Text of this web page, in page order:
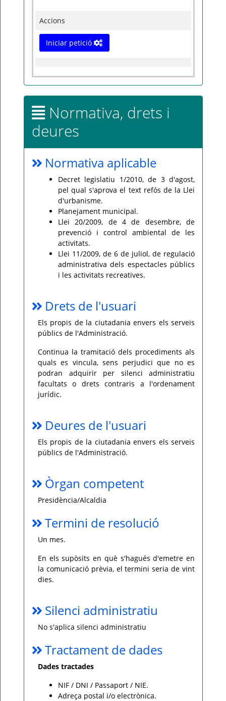
Accions
Iniciar petició
Normativa, drets i
deures
Normativa aplicable
Decret legislatiu 1/2010, de 3 d'agost,
pel qual s'aprova el text refós de la Llei
d'urbanisme.
Planejament municipal.
Llei 20/2009, de 4 de desembre, de
prevenció i control ambiental de les
activitats.
Llei 11/2009, de 6 de juliol, de regulació
administrativa dels espectacles públics
i les activitats recreatives.
Drets de l'usuari
Els propis de la ciutadania envers els serveis
públics de l'Administració.
Continua la tramitació dels procediments als
quals es vincula, sens perjudici que no es
podran adquirir per silenci administratiu
facultats o drets contraris a l'ordenament
jurídic.
Deures de l'usuari
Els propis de la ciutadania envers els serveis
públics de l'Administració.
Òrgan competent
Presidència/Alcaldia
Termini de resolució
Un mes.
En els supòsits en què s'hagués d'emetre en
la comunicació prèvia, el termini seria de vint
dies.
Silenci administratiu
No s'aplica silenci administratiu
Tractament de dades
Dades tractades
NIF / DNI / Passaport / NIE.
Adreça postal i/o electrònica.